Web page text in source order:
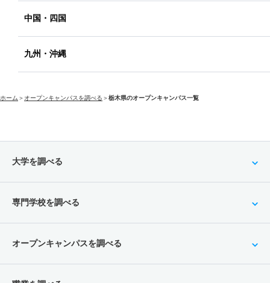
中国・四国
九州・沖縄
ホーム ＞ オープンキャンパスを調べる ＞栃木県のオープンキャンパス一覧
大学を調べる
専門学校を調べる
オープンキャンパスを調べる